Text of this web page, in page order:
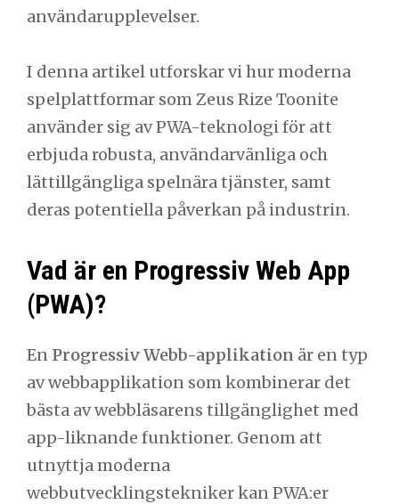
användarupplevelser.
I denna artikel utforskar vi hur moderna
spelplattformar som Zeus Rize Toonite
använder sig av PWA-teknologi för att
erbjuda robusta, användarvänliga och
lättillgängliga spelnära tjänster, samt
deras potentiella påverkan på industrin.
Vad är en Progressiv Web App
(PWA)?
En Progressiv Webb-applikation är en typ
av webbapplikation som kombinerar det
bästa av webbläsarens tillgänglighet med
app-liknande funktioner. Genom att
utnyttja moderna
webbutvecklingstekniker kan PWA:er